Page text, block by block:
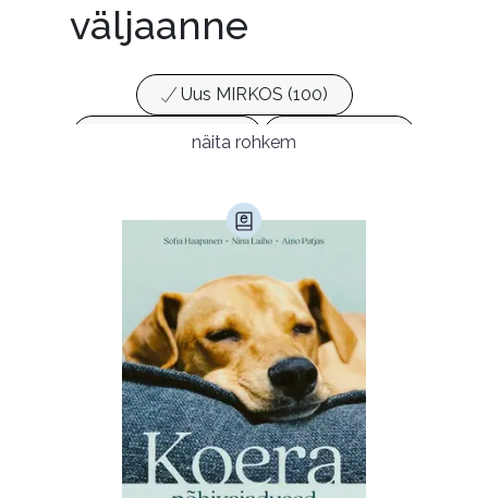
väljaanne
Uus MIRKOS (100)
Populaarsed (25)
Ajakirjad (17)
Armastusromaanid (292)
Biograafiad (229)
Eesti kirjandus (1774)
Ettevõtlus (30)
Filoloogia (121)
Filosoofia (146)
näita rohkem